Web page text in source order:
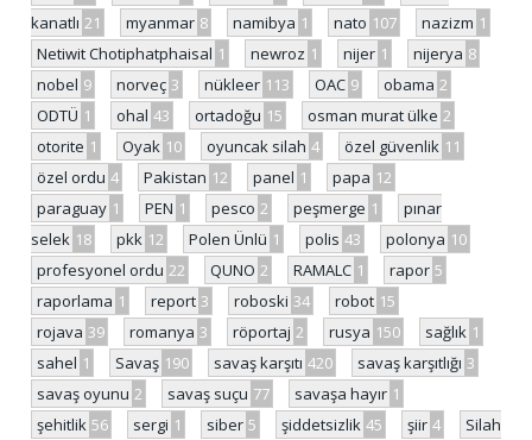
kanatlı 21 myanmar 8 namibya 1 nato 107 nazizm 1
Netiwit Chotiphatphaisal 1 newroz 1 nijer 1 nijerya 8
nobel 9 norveç 3 nükleer 113 OAC 9 obama 2
ODTÜ 1 ohal 43 ortadoğu 15 osman murat ülke 2
otorite 1 Oyak 10 oyuncak silah 4 özel güvenlik 11
özel ordu 4 Pakistan 12 panel 1 papa 12
paraguay 1 PEN 1 pesco 2 peşmerge 1
pınar
selek 18 pkk 12 Polen Ünlü 1 polis 43 polonya 10
profesyonel ordu 22 QUNO 2 RAMALC 1 rapor 5
raporlama 1 report 3 roboski 34 robot 15
rojava 39 romanya 3 röportaj 2 rusya 150 sağlık 1
sahel 1 Savaş 190 savaş karşıtı 420 savaş karşıtlığı 3
savaş oyunu 2 savaş suçu 77 savaşa hayır 1
şehitlik 56 sergi 1 siber 5 şiddetsizlik 45 şiir 4
Silah